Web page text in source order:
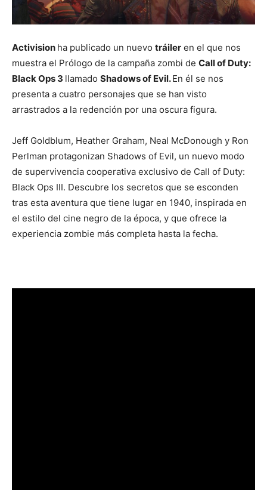
Activision ha publicado un nuevo tráiler en el que nos
muestra el Prólogo de la campaña zombi de Call of Duty:
Black Ops 3 llamado Shadows of Evil.En él se nos
presenta a cuatro personajes que se han visto
arrastrados a la redención por una oscura figura.
Jeff Goldblum, Heather Graham, Neal McDonough y Ron
Perlman protagonizan Shadows of Evil, un nuevo modo
de supervivencia cooperativa exclusivo de Call of Duty:
Black Ops III. Descubre los secretos que se esconden
tras esta aventura que tiene lugar en 1940, inspirada en
el estilo del cine negro de la época, y que ofrece la
experiencia zombie más completa hasta la fecha.